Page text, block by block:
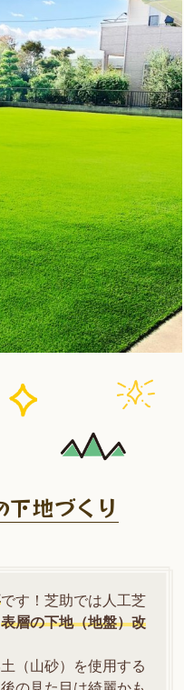
地づくり
です！芝助では人工芝
表層の下地（地盤）改
（山砂）を使用する